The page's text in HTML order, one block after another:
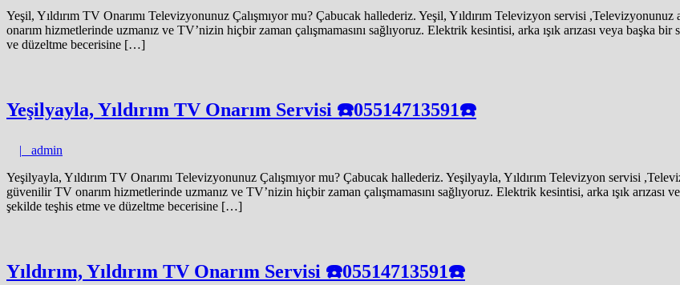
Yeşil, Yıldırım TV Onarımı Televizyonunuz Çalışmıyor mu? Çabucak hallederiz. Yeşil, Yıldırım Televizyon servisi
onarım hizmetlerinde uzmanız ve TV’nizin hiçbir zaman çalışmamasını sağlıyoruz. Elektrik kesintisi, arka ışık arızası veya başka
ve düzeltme becerisine […]
Yeşilyayla, Yıldırım TV Onarım Servisi ☎️05514713591☎️
admin
Yeşilyayla, Yıldırım TV Onarımı Televizyonunuz Çalışmıyor mu? Çabucak hallederiz. Yeşilyayla, Yıldırım Televizyon servisi
güvenilir TV onarım hizmetlerinde uzmanız ve TV’nizin hiçbir zaman çalışmamasını sağlıyoruz. Elektrik kesintisi, arka ışık
şekilde teşhis etme ve düzeltme becerisine […]
Yıldırım, Yıldırım TV Onarım Servisi ☎️05514713591☎️